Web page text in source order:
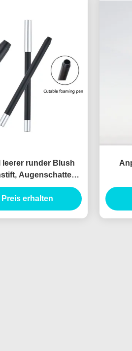
leerer runder Blush
Augenschatten,
Rohrverpackung
Preis erhalten